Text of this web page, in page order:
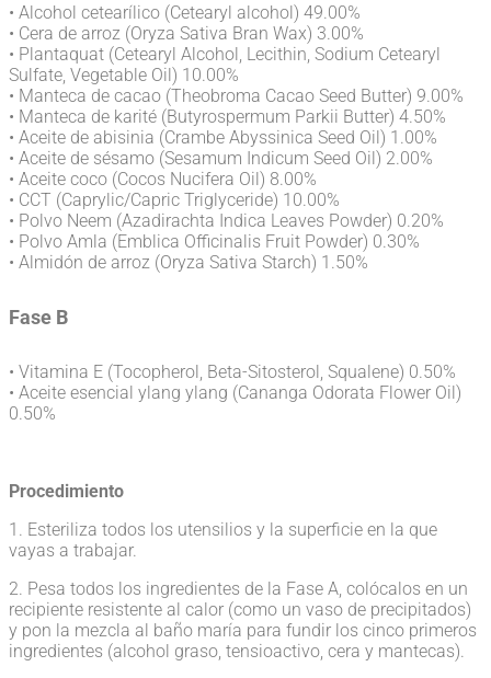
• Alcohol cetearílico (Cetearyl alcohol) 49.00%
• Cera de arroz (Oryza Sativa Bran Wax) 3.00%
• Plantaquat (Cetearyl Alcohol, Lecithin, Sodium Cetearyl
Sulfate, Vegetable Oil) 10.00%
• Manteca de cacao (Theobroma Cacao Seed Butter) 9.00%
• Manteca de karité (Butyrospermum Parkii Butter) 4.50%
• Aceite de abisinia (Crambe Abyssinica Seed Oil) 1.00%
• Aceite de sésamo (Sesamum Indicum Seed Oil) 2.00%
• Aceite coco (Cocos Nucifera Oil) 8.00%
• CCT (Caprylic/Capric Triglyceride) 10.00%
• Polvo Neem (Azadirachta Indica Leaves Powder) 0.20%
• Polvo Amla (Emblica Officinalis Fruit Powder) 0.30%
• Almidón de arroz (Oryza Sativa Starch) 1.50%
Fase B
• Vitamina E (Tocopherol, Beta-Sitosterol, Squalene) 0.50%
• Aceite esencial ylang ylang (Cananga Odorata Flower Oil)
0.50%
Procedimiento
1. Esteriliza todos los utensilios y la superficie en la que
vayas a trabajar.
2. Pesa todos los ingredientes de la Fase A, colócalos en un
recipiente resistente al calor (como un vaso de precipitados)
y pon la mezcla al baño maría para fundir los cinco primeros
ingredientes (alcohol graso, tensioactivo, cera y mantecas).